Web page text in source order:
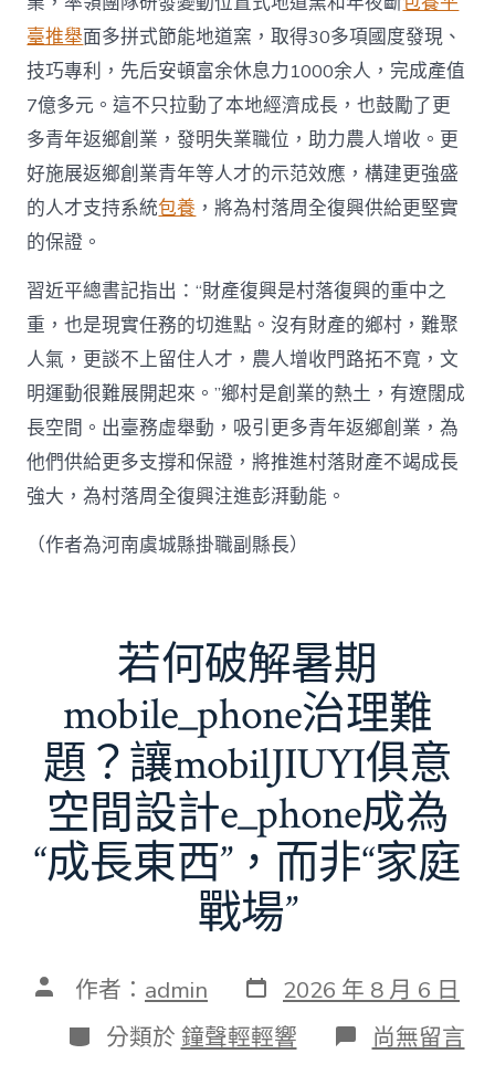
臺推舉面多拼式節能地道窯，取得30多項國度發現、
技巧專利，先后安頓富余休息力1000余人，完成產值
7億多元。這不只拉動了本地經濟成長，也鼓勵了更
多青年返鄉創業，發明失業職位，助力農人增收。更
好施展返鄉創業青年等人才的示范效應，構建更強盛
的人才支持系統包養 ，將為村落周全復興供給更堅實
的保證。
習近平總書記指出：“財產復興是村落復興的重中之
重，也是現實任務的切進點。沒有財產的鄉村，難聚
人氣，更談不上留住人才，農人增收門路拓不寬，文
明運動很難展開起來。”鄉村是創業的熱土，有遼闊成
長空間。出臺務虛舉動，吸引更多青年返鄉創業，為
他們供給更多支撐和保證，將推進村落財產不竭成長
強大，為村落周全復興注進彭湃動能。
（作者為河南虞城縣掛職副縣長）
若何破解暑期
mobile_phone治理難
題？讓mobilJIUYI俱意
空間設計e_phone成為
“成長東西”，而非“家庭
戰場”
文 作者： admin 發
表
日
期
2026 年 8 月 6 日
分
類
分類於 鐘聲輕輕響 在
〈若
尚無留言